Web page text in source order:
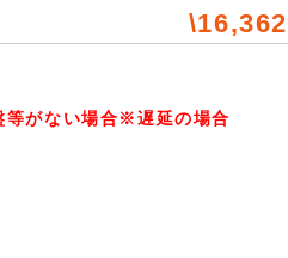
\16,362
等がない場合※遅延の場合